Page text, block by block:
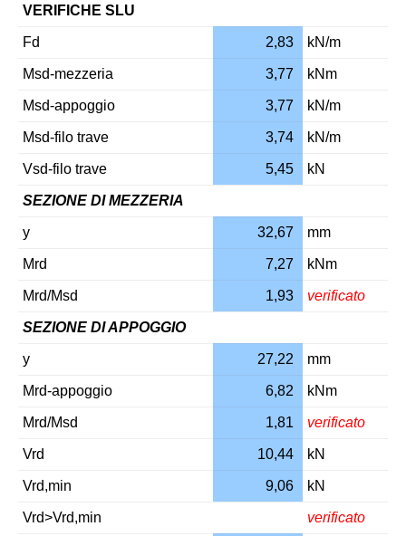
VERIFICHE SLU
Fd 2,83 kN/m
Msd-mezzeria 3,77 kNm
Msd-appoggio 3,77 kN/m
Msd-filo trave 3,74 kN/m
Vsd-filo trave 5,45 kN
SEZIONE DI MEZZERIA
y 32,67 mm
Mrd 7,27 kNm
Mrd/Msd 1,93 verificato
SEZIONE DI APPOGGIO
y 27,22 mm
Mrd-appoggio 6,82 kNm
Mrd/Msd 1,81 verificato
Vrd 10,44 kN
Vrd,min 9,06 kN
Vrd>Vrd,min verificato